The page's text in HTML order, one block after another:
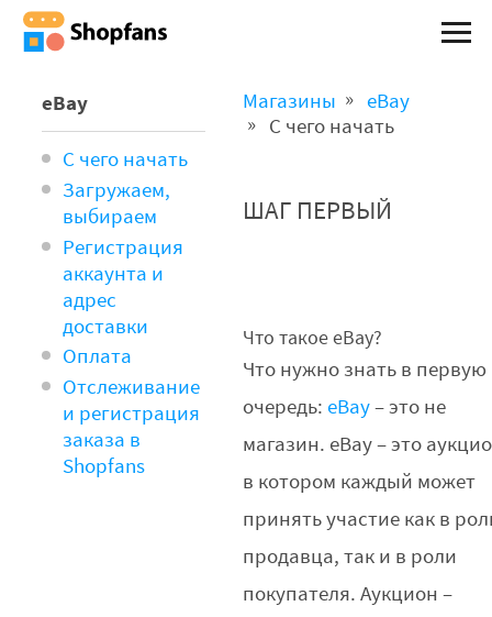
eBay
С чего начать
Загружаем,
выбираем
Регистрация
аккаунта и
адрес
доставки
Оплата
Отслеживание
и регистрация
заказа в
Shopfans
Магазины
eBay
С чего начать
ШАГ ПЕРВЫЙ
Что такое eBay?
Что нужно знать в первую
очередь:eBay– это не
магазин. eBay – это
в котором каждый может
принять участие как в
продавца, так и в роли
покупателя. Аукцион –